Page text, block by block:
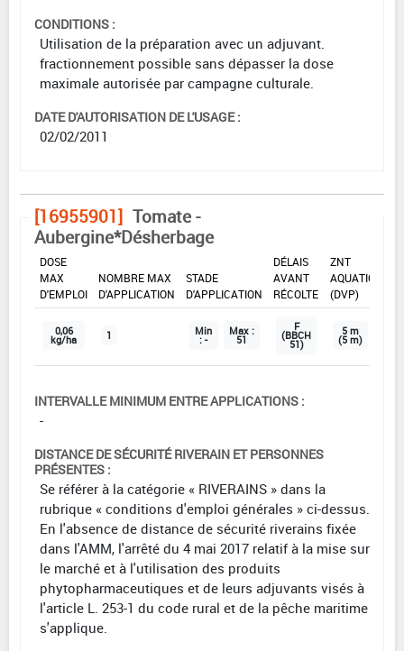
CONDITIONS :
Utilisation de la préparation avec un adjuvant.
fractionnement possible sans dépasser la dose
maximale autorisée par campagne culturale.
DATE D'AUTORISATION DE L'USAGE :
02/02/2011
[16955901] Tomate -
Aubergine*Désherbage
DOSE
MAX
D'EMPLOI
NOMBRE MAX
D'APPLICATION
STADE
D'APPLICATION
DÉLAIS
AVANT
RÉCOLTE
ZNT
AQUATIQUE
(DVP)
0,06
kg/ha 1 Min
: -
Max :
51
F
(BBCH
51)
5 m
(5 m)
INTERVALLE MINIMUM ENTRE APPLICATIONS :
-
DISTANCE DE SÉCURITÉ RIVERAIN ET PERSONNES
PRÉSENTES :
Se référer à la catégorie « RIVERAINS » dans la
rubrique « conditions d'emploi générales » ci-dessus.
En l'absence de distance de sécurité riverains fixée
dans l'AMM, l'arrêté du 4 mai 2017 relatif à la mise sur
le marché et à l'utilisation des produits
phytopharmaceutiques et de leurs adjuvants visés à
l'article L. 253-1 du code rural et de la pêche maritime
s'applique.